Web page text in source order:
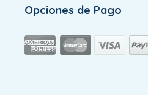
Opciones de Pago